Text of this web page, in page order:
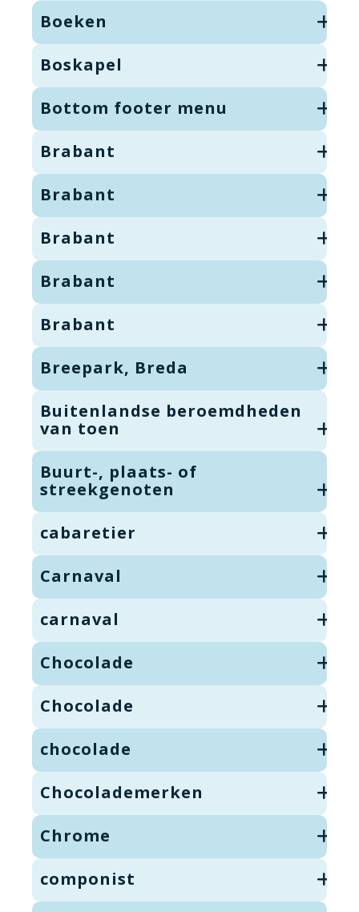
Boeken
Boskapel
Bottom footer menu
Brabant
Brabant
Brabant
Brabant
Brabant
Breepark, Breda
Buitenlandse beroemdheden
van toen
Buurt-, plaats- of
streekgenoten
cabaretier
Carnaval
carnaval
Chocolade
Chocolade
chocolade
Chocolademerken
Chrome
componist